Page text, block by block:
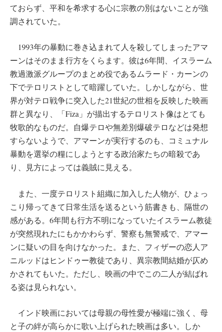
ておらず、平和を希求する心に宗教の別はないことが強
調されていた。
1993年の暴動に巻き込まれて人を殺してしまったアマ
ーンはそのまま行方をくらます。彼は6年間、イスラーム
教過激派グループのまとめ役であるムラード・カーンの
下でテロリストとして暗躍していた。しかしながら、世
界が対テロ戦争に突入した21世紀の世相を反映した映画
群と異なり、「Fiza」が描出するテロリスト像はとても
牧歌的なものだ。自爆テロや無差別爆破テロなどは発想
すらないようで、アマーンが実行するのも、コミュナル
暴動を選挙の糧にしようとする政治家たちの暗殺であ
り、見方によっては義賊に見える。
また、一度テロリスト組織に加入した人物が、ひょっ
こり帰ってきて日常生活を送るという筋書きも、隔世の
感がある。6年間も行方不明になっていたイスラーム教徒
が突然現れたにもかかわらず、警察も無警戒で、アマー
ンに疑いの目を向けなかった。また、フィザーの恋人ア
ニルッドはヒンドゥー教徒であり、異宗教間結婚が仄め
かされてもいた。ただし、映画の中でこの二人が結ばれ
る姿は見られない。
インド映画においては母親の母性愛が極端に強く、母
と子の絆が高らかに歌い上げられた映画は多い。しか